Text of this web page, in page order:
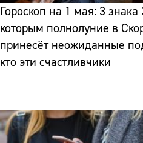
Гороскоп на 1 мая: 3 знака
которым полнолуние в
принесёт неожиданные
кто эти счастливчики